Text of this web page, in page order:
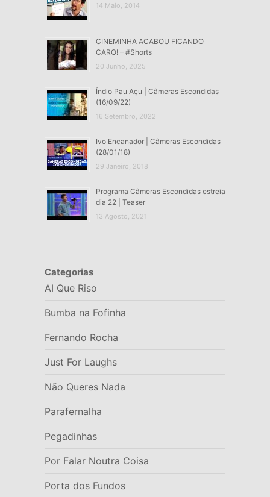
14 Maio, 2014
CINEMINHA ACABOU FICANDO
CARO! – #Shorts
20 Junho, 2025
Índio Pau Açu | Câmeras Escondidas
(16/09/22)
16 Setembro, 2022
Ivo Encanador | Câmeras Escondidas
(28/01/18)
29 Janeiro, 2018
Programa Câmeras Escondidas estreia
dia 22 | Teaser
13 Agosto, 2021
Categorias
AI Que Riso
Bumba na Fofinha
Fernando Rocha
Just For Laughs
Não Queres Nada
Parafernalha
Pegadinhas
Por Falar Noutra Coisa
Porta dos Fundos